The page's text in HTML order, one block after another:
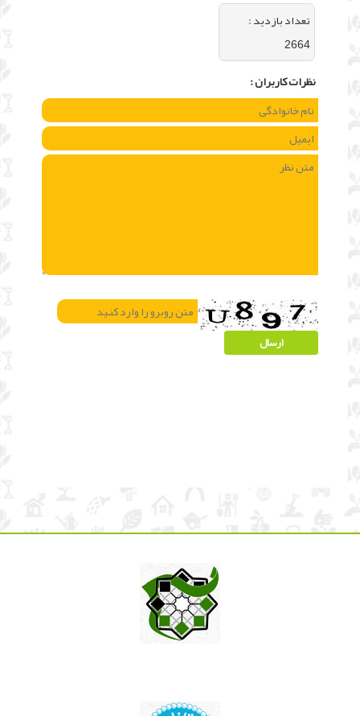
تعداد بازديد :
2664
نظرات كاربران :